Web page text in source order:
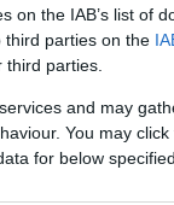
on the IAB’s list of
third parties on the
parties.
and may
You may
for below
το δικό της
του,